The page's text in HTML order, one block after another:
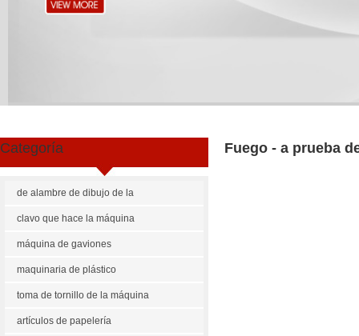
Categoría
de alambre de dibujo de la
máquina
clavo que hace la máquina
máquina de gaviones
maquinaria de plástico
toma de tornillo de la máquina
artículos de papelería
Fuego - a prueba